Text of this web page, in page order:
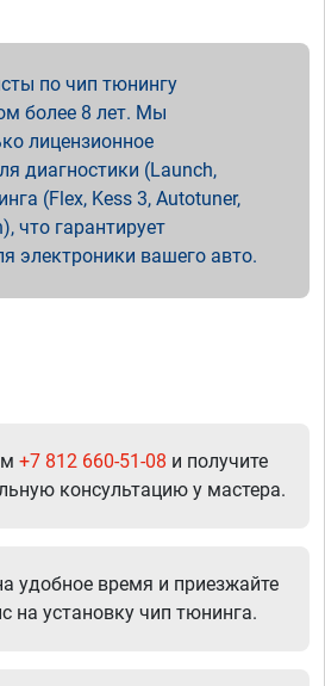
по чип тюнингу
более 8 лет. Мы
лицензионное
диагностики (Launch,
(Flex, Kess 3, Autotuner,
что гарантирует
электроники вашего авто.
+7 812 660-51-08 и получите
консультацию у мастера.
удобное время и приезжайте
на установку чип тюнинга.